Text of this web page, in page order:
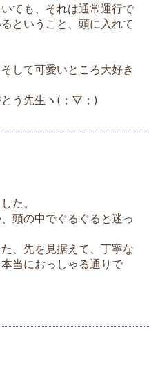
ても、それは通常運行で
ということ、頭に入れて
して可愛いところ大好き
とう先生ヽ(；▽；)
た。
頭の中でぐるぐると迷っ
、先を見据えて、丁寧な
当におっしゃる通りで